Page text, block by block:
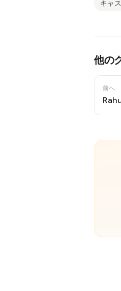
キャ
他の
前へ